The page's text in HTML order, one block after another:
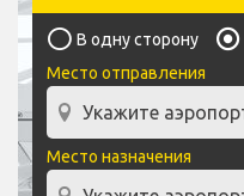
В одну сторону
Место отправления
Место назначения